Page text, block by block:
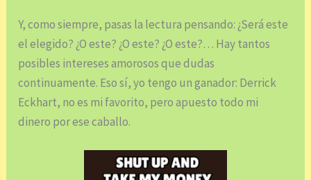
Y, como siempre, pasas la lectura pensando: ¿Será este
el elegido? ¿O este? ¿O este? ¿O este?… Hay tantos
posibles intereses amorosos que dudas
continuamente. Eso sí, yo tengo un ganador: Derrick
Eckhart, no es mi favorito, pero apuesto todo mi
dinero por ese caballo.